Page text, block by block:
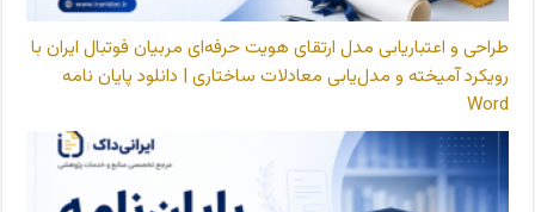
طراحی و اعتباریابی مدل ارتقای هویت حرفه‌ای مربیان فوتبال ایران با
رویکرد آمیخته و مدل‌یابی معادلات ساختاری | دانلود پایان نامه
Word